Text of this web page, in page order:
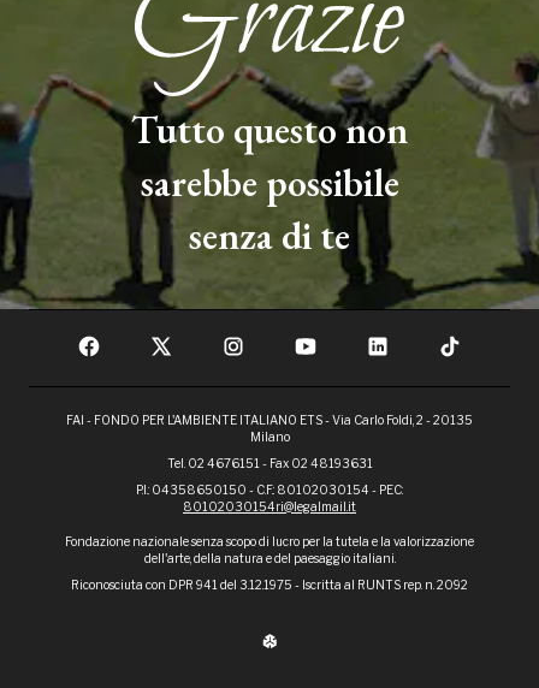
Tutto questo non
sarebbe possibile
senza di te
FAI - FONDO PER L'AMBIENTE ITALIANO ETS - Via Carlo Foldi, 2 - 20135
Milano
Tel. 02 4676151 - Fax 02 48193631
P.I.: 04358650150 - C.F.: 80102030154 - PEC:
80102030154ri@legalmail.it
Fondazione nazionale senza scopo di lucro per la tutela e la valorizzazione
dell'arte, della natura e del paesaggio italiani.
Riconosciuta con DPR 941 del 3.12.1975 - Iscritta al RUNTS rep. n. 2092